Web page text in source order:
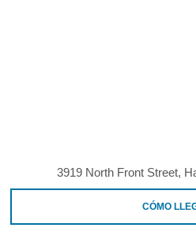
3919 North Front Street,
CÓMO